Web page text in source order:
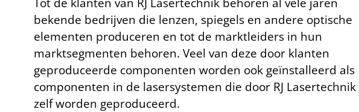
bekende bedrijven die lenzen, spiegels en andere optische
elementen produceren en tot de marktleiders in hun
marktsegmenten behoren. Veel van deze door klanten
geproduceerde componenten worden ook geïnstalleerd als
componenten in de lasersystemen die door RJ Lasertechnik
zelf worden geproduceerd.